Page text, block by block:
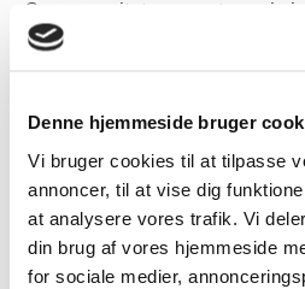
Denne hjemmeside bruger
Vi bruger cookies til at tilpasse
annoncer, til at vise dig
at analysere vores trafik. Vi
din brug af vores hjemmeside
for sociale medier,
Gennemsnitstemperaturen i
mellem 0 og 5 grader Celsius,
En varmepumpes effektivitet
med disse
Valget af den rette
Der findes forskellige